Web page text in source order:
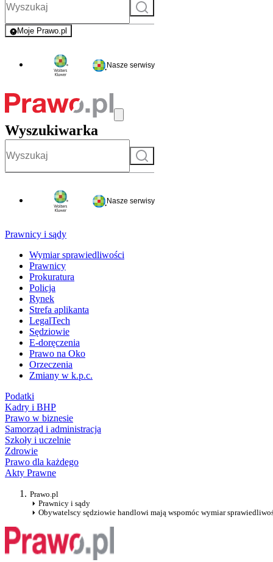
Szukaj
Moje Prawo.pl
- rejestracja i logowanie do serwisu
Nasze serwisy
Wyszukiwarka
Szukaj
Nasze serwisy
Prawnicy i sądy
Wymiar sprawiedliwości
Prawnicy
Prokuratura
Policja
Rynek
Strefa aplikanta
LegalTech
Sędziowie
E-doręczenia
Prawo na Oko
Orzeczenia
Zmiany w k.p.c.
Podatki
Kadry i BHP
Prawo w biznesie
Samorząd i administracja
Szkoły i uczelnie
Zdrowie
Prawo dla każdego
Akty Prawne
Prawo.pl
Prawnicy i sądy
Obywatelscy sędziowie handlowi mają wspomóc wymiar